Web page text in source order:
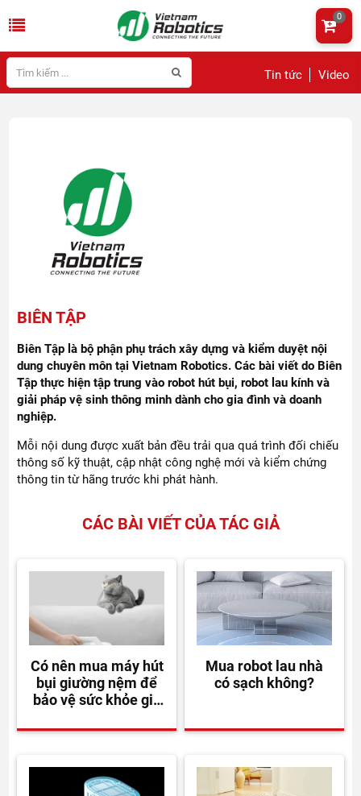
Tin tức Video
0
BIÊN TẬP
Biên Tập là bộ phận phụ trách xây dựng và kiểm duyệt nội
dung chuyên môn tại Vietnam Robotics. Các bài viết do Biên
Tập thực hiện tập trung vào robot hút bụi, robot lau kính và
giải pháp vệ sinh thông minh dành cho gia đình và doanh
nghiệp.
Mỗi nội dung được xuất bản đều trải qua quá trình đối chiếu
thông số kỹ thuật, cập nhật công nghệ mới và kiểm chứng
thông tin từ hãng trước khi phát hành.
CÁC BÀI VIẾT CỦA TÁC GIẢ
Có nên mua máy hút
bụi giường nệm để
bảo vệ sức khỏe gia
Mua robot lau nhà
có sạch không?